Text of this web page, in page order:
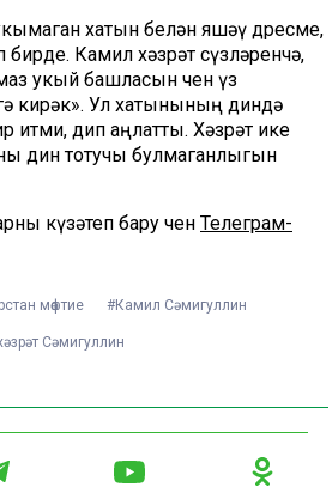
хатын белән яшәү дөресме,
бирде. Камил хәзрәт сүзләренчә,
укый башласын өчен үз
кирәк». Ул хатынының диндә
итми, дип аңлатты. Хәзрәт ике
дин тотучы булмаганлыгын
күзәтеп бару өчен Телеграм-
мөфтие #Камил Сәмигуллин
Сәмигуллин